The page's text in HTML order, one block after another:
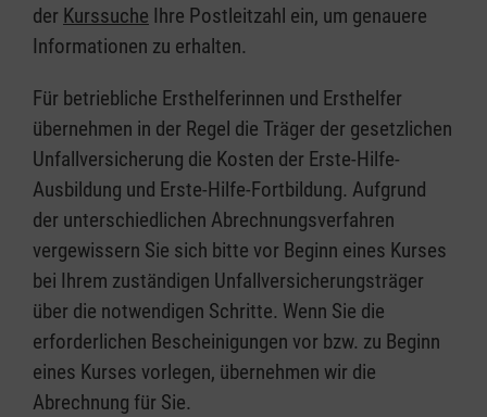
der Kurssuche Ihre Postleitzahl ein, um genauere
Informationen zu erhalten.
Für betriebliche Ersthelferinnen und Ersthelfer
übernehmen in der Regel die Träger der gesetzlichen
Unfallversicherung die Kosten der Erste-Hilfe-
Ausbildung und Erste-Hilfe-Fortbildung. Aufgrund
der unterschiedlichen Abrechnungsverfahren
vergewissern Sie sich bitte vor Beginn eines Kurses
bei Ihrem zuständigen Unfallversicherungsträger
über die notwendigen Schritte. Wenn Sie die
erforderlichen Bescheinigungen vor bzw. zu Beginn
eines Kurses vorlegen, übernehmen wir die
Abrechnung für Sie.